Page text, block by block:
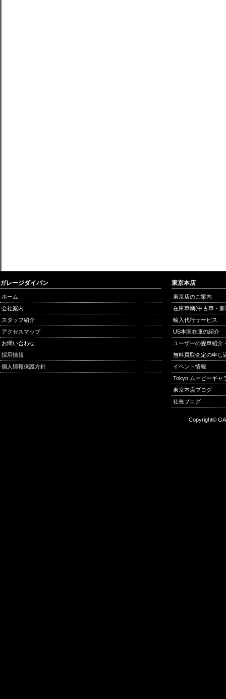
ガレージダイバン
ホーム
会社案内
スタッフ紹介
アクセスマップ
お問い合わせ
採用情報
個人情報保護方針
東京本店
東京店のご案内
在庫車輌(中古車・
輸入代行サービス
US本国在庫の紹介
ユーザーの愛車紹介
無料買取査定の申し
イベント情報
Tokyo ムービーギャ
東京本店ブログ
社長ブログ
Copyright©